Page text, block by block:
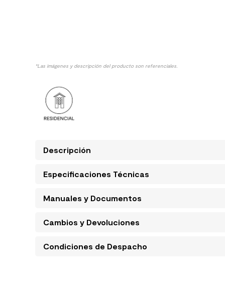
*Las imágenes y descripción del producto son referenciales.
Descripción
Especificaciones Técnicas
Manuales y Documentos
Cambios y Devoluciones
Condiciones de Despacho